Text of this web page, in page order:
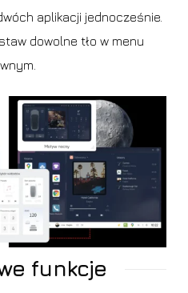
aplikacji jednocześnie.
dowolne tło w menu
funkcje